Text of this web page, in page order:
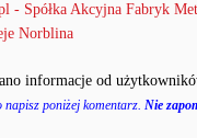
- Spółka Akcyjna Fabryk
Norblina
informacje od
napisz poniżej komentarz. Nie